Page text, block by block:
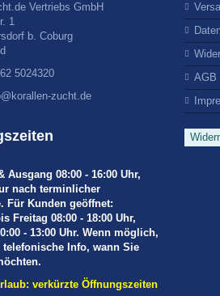
Vertriebs GmbH
1
b. Coburg
5024320
zucht.de
Ausgang 08:00 - 16:00 Uhr,
nach terminlicher
Für Kunden geöffnet:
Freitag 08:00 - 18:00 Uhr,
- 13:00 Uhr. Wenn möglich,
telefonische Info, wann Sie
verkürzte Öffnungszeiten
AGB